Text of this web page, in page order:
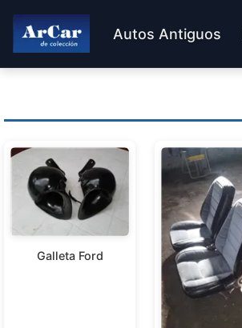
Autos Antiguos
Galleta Ford